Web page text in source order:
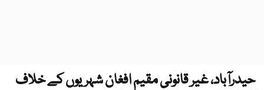
حیدرآباد، غیر قانونی مقیم افغان شہریوں کے خلاف